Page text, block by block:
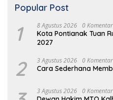
Popular Post
1 8 Agustus 2026 0 Komentar
Kota Pontianak Tuan
2027
2 3 Agustus 2026 0 Komentar
Cara Sederhana
3 Agustus 2026 0 Komentar